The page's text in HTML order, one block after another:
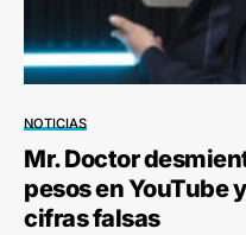
NOTICIAS
Mr. Doctor
pesos en YouTube
cifras falsas